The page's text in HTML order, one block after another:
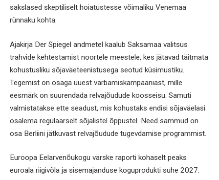
sakslased skeptiliselt hoiatustesse võimaliku Venemaa
rünnaku kohta.
Ajakirja Der Spiegel andmetel kaalub Saksamaa valitsus
trahvide kehtestamist noortele meestele, kes jätavad täitmata
kohustusliku sõjaväeteenistusega seotud küsimustiku.
Tegemist on osaga uuest värbamiskampaaniast, mille
eesmärk on suurendada relvajõudude koosseisu. Samuti
valmistatakse ette seadust, mis kohustaks endisi sõjaväelasi
osalema regulaarselt sõjalistel õppustel. Need sammud on
osa Berliini jätkuvast relvajõudude tugevdamise programmist.
Euroopa Eelarvenõukogu värske raporti kohaselt peaks
euroala riigivõla ja sisemajanduse koguprodukti suhe 2027.